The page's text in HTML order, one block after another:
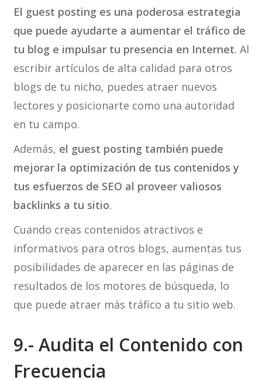
El guest posting es una poderosa estrategia
que puede ayudarte a aumentar el tráfico de
tu blog e impulsar tu presencia en Internet. Al
escribir artículos de alta calidad para otros
blogs de tu nicho, puedes atraer nuevos
lectores y posicionarte como una autoridad
en tu campo.
Además, el guest posting también puede
mejorar la optimización de tus contenidos y
tus esfuerzos de SEO al proveer valiosos
backlinks a tu sitio.
Cuando creas contenidos atractivos e
informativos para otros blogs, aumentas tus
posibilidades de aparecer en las páginas de
resultados de los motores de búsqueda, lo
que puede atraer más tráfico a tu sitio web.
9.- Audita el Contenido con
Frecuencia